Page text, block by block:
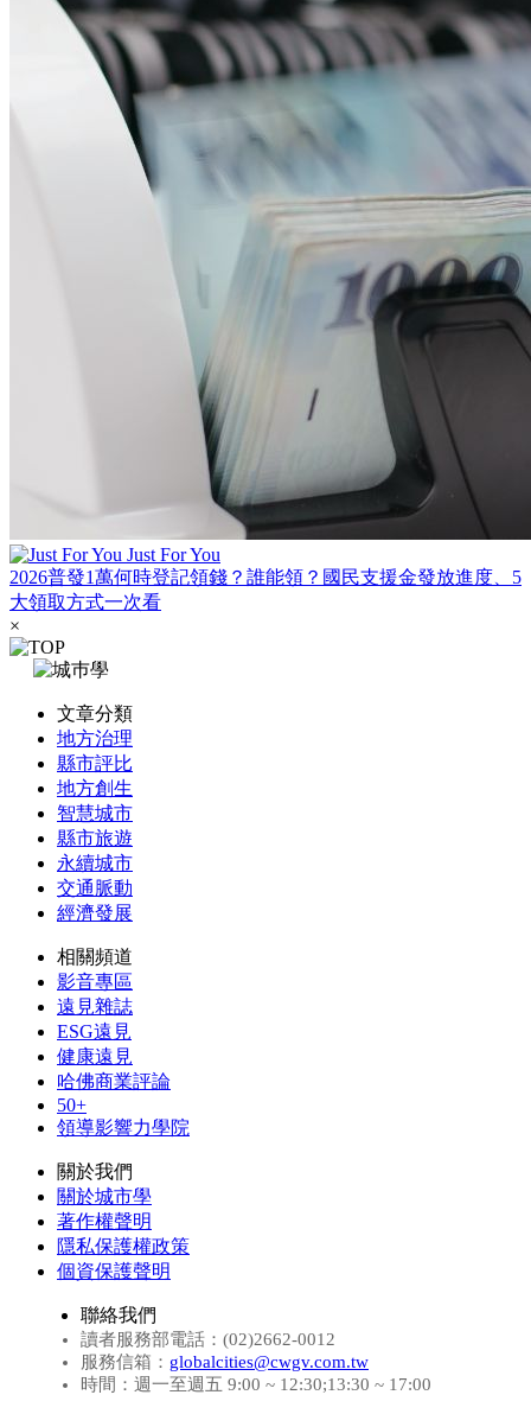
Just For You
2026普發1萬何時登記領錢？誰能領？國民支援金發放進度、5
大領取方式一次看
×
文章分類
地方治理
縣市評比
地方創生
智慧城市
縣市旅遊
永續城市
交通脈動
經濟發展
相關頻道
影音專區
遠見雜誌
ESG遠見
健康遠見
哈佛商業評論
50+
領導影響力學院
關於我們
關於城市學
著作權聲明
隱私保護權政策
個資保護聲明
聯絡我們
讀者服務部電話：(02)2662-0012
服務信箱： globalcities@cwgv.com.tw
時間：週一至週五 9:00 ~ 12:30;13:30 ~ 17:00